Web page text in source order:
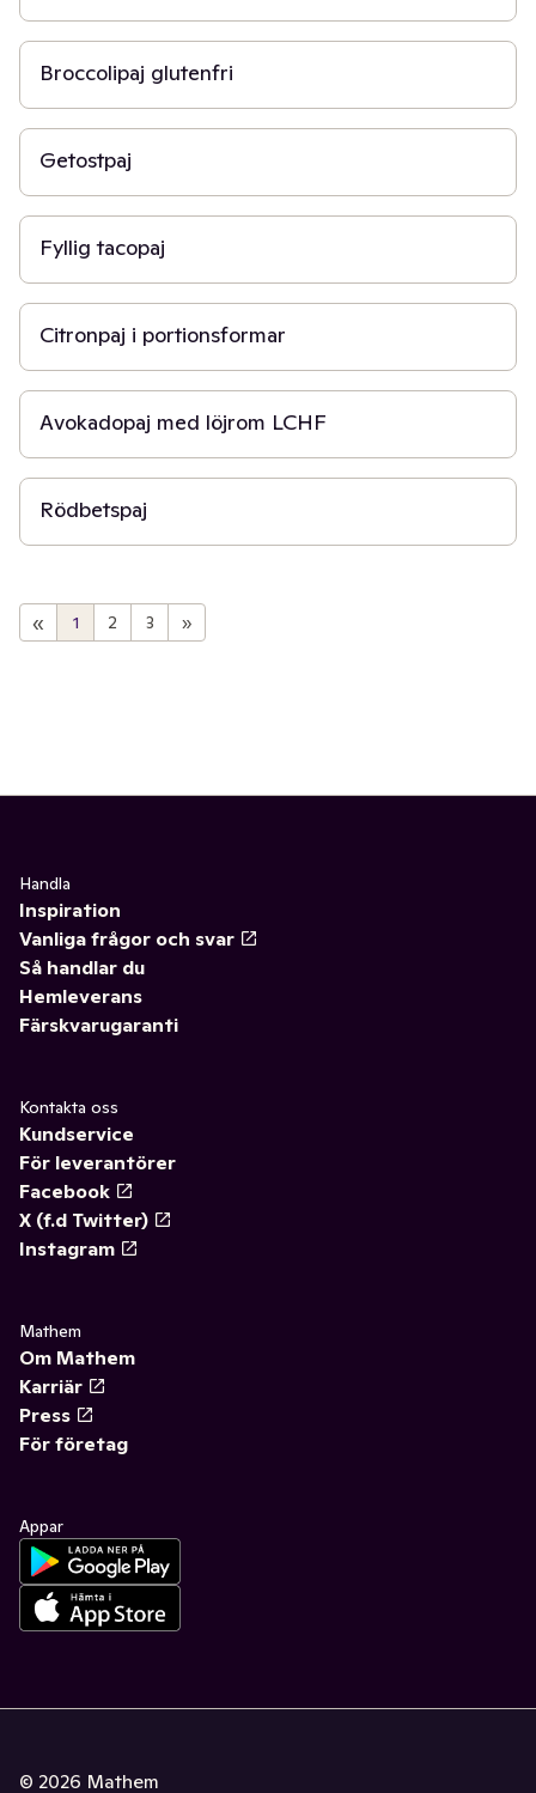
40 min
Broccolipaj glutenfri
5 min
Getostpaj
30 min
Fyllig tacopaj
1 t
Citronpaj i portionsformar
10 min
Avokadopaj med löjrom LCHF
30 min
Rödbetspaj
« 1 2 3 »
Handla
Inspiration
Vanliga frågor och svar
Så handlar du
Hemleverans
Färskvarugaranti
Kontakta oss
Kundservice
För leverantörer
Facebook
X (f.d Twitter)
Instagram
Mathem
Om Mathem
Karriär
Press
För företag
Appar
© 2026 Mathem